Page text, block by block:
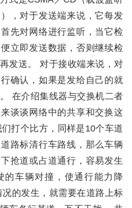
，对于发送端来说，它每发
先对网络进行监听，当它检
立即发送数据，否则继续检
发送。 对于接收端来说，对
确认，如果是发给自己的就
在介绍集线器与交换机二者
谈谈网络中的共享和交换这
打个比方，同样是10个车道
路标清行车路线，那么车辆
抢道或占道通行，容易发生
的车辆对撞，使通行能力降
的发生，就需要在道路上标